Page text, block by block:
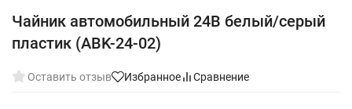
Чайник автомобильный 24В белый/серый
пластик (ABK-24-02)
Оставить отзыв Избранное Сравнение